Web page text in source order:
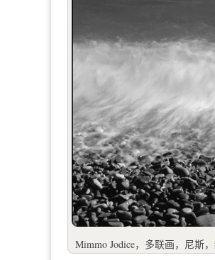
Mimmo Jodice，多联画，尼斯，